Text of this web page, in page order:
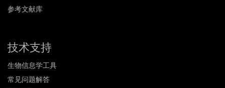
参考文献库
技术支持
生物信息学工具
常见问题解答